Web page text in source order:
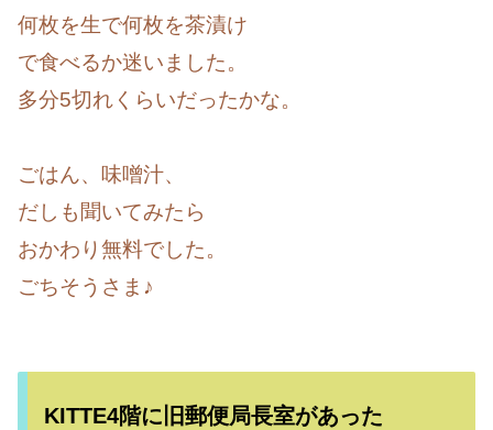
何枚を生で何枚を茶漬け
で食べるか迷いました。
多分5切れくらいだったかな。
ごはん、味噌汁、
だしも聞いてみたら
おかわり無料でした。
ごちそうさま♪
KITTE4階に旧郵便局長室があった